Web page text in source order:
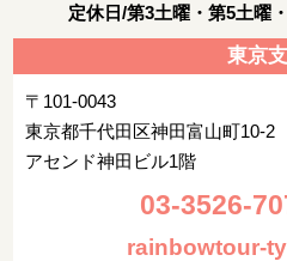
定休日/第3土曜・第5土曜
東京
〒101-0043
東京都千代田区神田富山町10-2
アセンド神田ビル1階
03-3526-
rainbowtour-